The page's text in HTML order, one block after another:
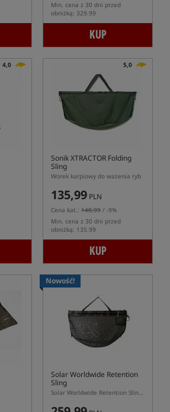
Min. cena z 30 dni przed
obniżką: 329.99
KUP
4,0 5,0
Sonik XTRACTOR Folding
Sling
Worek karpiowy do ważenia ryb
135,99 PLN
Cena kat.: 148,99 / -9%
Min. cena z 30 dni przed
obniżką: 135.99
KUP
Nowość!
Solar Worldwide Retention
Sling
Solar Worldwide Retention Sling – worek do ważenia i przetrzymywania karpia